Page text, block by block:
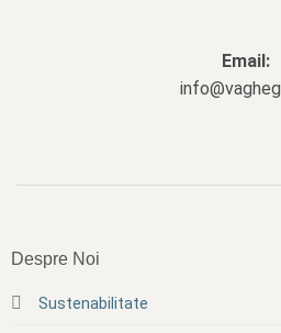
Email:
Despre Noi
Sustenabilitate